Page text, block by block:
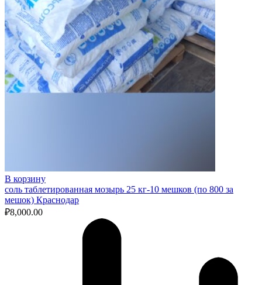
В корзину
соль таблетированная мозырь 25 кг-10 мешков (по 800 за
мешок) Краснодар
₽8,000.00